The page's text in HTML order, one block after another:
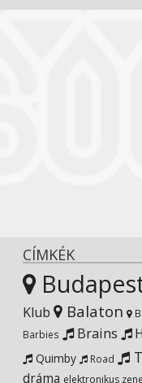
CÍMKÉK
Klub
Balaton
Barbies
Brains
Quimby Road
dráma elektronikus zene